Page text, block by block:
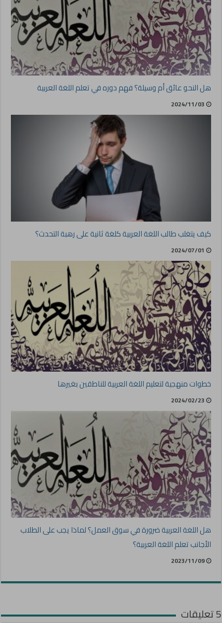
هل النحو عائق أم وسيلة؟ فهم دوره في تعلم اللغة العربية
2024/11/03
كيف يتغلب طالب اللغة العربية كلغة ثانية على رهبة التحدث؟
2024/07/01
خطوات منهجية لتعليم اللغة العربية للناطقين بغيرها
2024/02/23
هل اللغة العربية ضرورة في سوق العمل؟ لماذا يجب على الطلاب
الأجانب تعلم اللغة العربية؟
2023/11/09
5 تعليقات